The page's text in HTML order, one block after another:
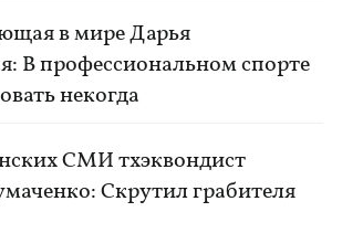
в мире Дарья
В профессиональном спорте
некогда
СМИ тхэквондист
Скрутил грабителя